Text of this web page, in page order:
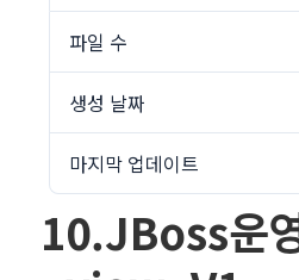
파일 수
생성 날짜
마지막 업데이트